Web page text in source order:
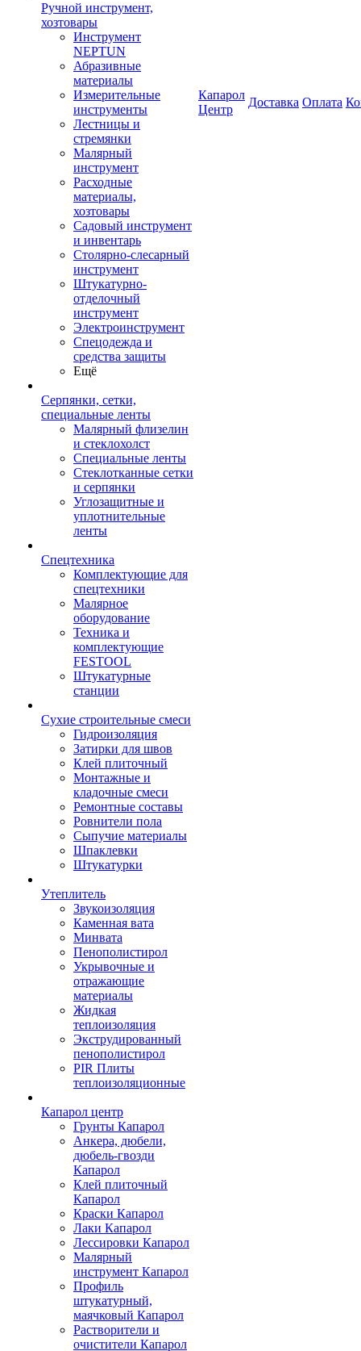
Ручной инструмент,
хозтовары
Инструмент
NEPTUN
Абразивные
материалы
Измерительные
инструменты
Лестницы и
стремянки
Малярный
инструмент
Расходные
материалы,
хозтовары
Садовый инструмент
и инвентарь
Столярно-слесарный
инструмент
Штукатурно-
отделочный
инструмент
Электроинструмент
Спецодежда и
средства защиты
Ещё
Серпянки, сетки,
специальные ленты
Малярный флизелин
и стеклохолст
Специальные ленты
Стеклотканные сетки
и серпянки
Углозащитные и
уплотнительные
ленты
Спецтехника
Комплектующие для
спецтехники
Малярное
оборудование
Техника и
комплектующие
FESTOOL
Штукатурные
станции
Сухие строительные смеси
Гидроизоляция
Затирки для швов
Клей плиточный
Монтажные и
кладочные смеси
Ремонтные составы
Ровнители пола
Сыпучие материалы
Шпаклевки
Штукатурки
Утеплитель
Звукоизоляция
Каменная вата
Минвата
Пенополистирол
Укрывочные и
отражающие
материалы
Жидкая
теплоизоляция
Экструдированный
пенополистирол
PIR Плиты
теплоизоляционные
Капарол центр
Грунты Капарол
Анкера, дюбели,
дюбель-гвозди
Капарол
Клей плиточный
Капарол
Краски Капарол
Лаки Капарол
Лессировки Капарол
Малярный
инструмент Капарол
Профиль
штукатурный,
маячковый Капарол
Растворители и
очистители Капарол
Капарол
Центр
Доставка Оплата